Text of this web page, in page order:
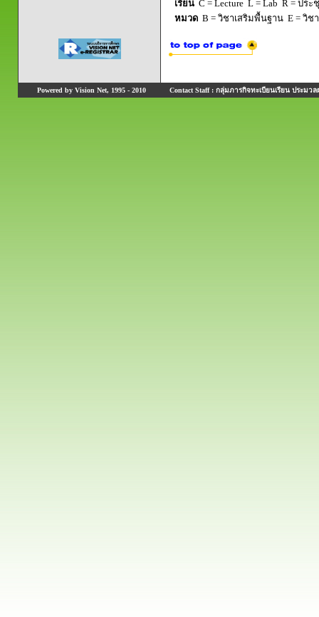
เรียน C = Lecture L = Lab R = ประ
หมวด B = วิชาเสริมพื้นฐาน E = วิช
Powered by Vision Net, 1995 - 2010 Contact Staff : กลุ่มภารกิจทะเบียนเรียน ประมวล